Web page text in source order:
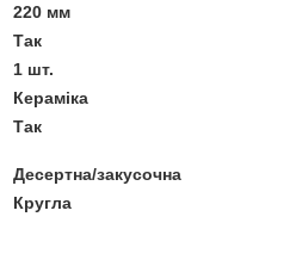
220 мм
Так
1 шт.
Кераміка
Так
Десертна/закусочна
Кругла